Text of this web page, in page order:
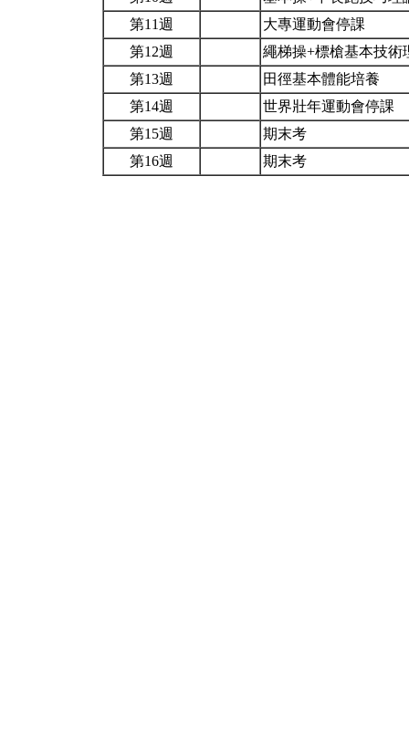
第11週
大專運動會停課
第12週
繩梯操+標槍基本技
第13週
田徑基本體能培養
第14週
世界壯年運動會停課
第15週
期末考
第16週
期末考